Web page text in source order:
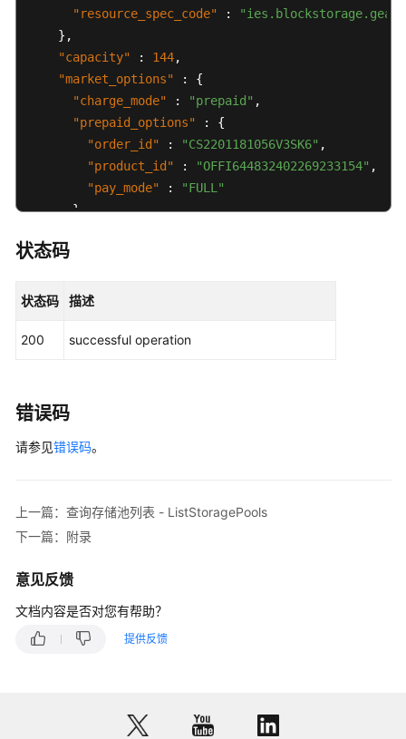
"resource_spec_code"
:
} ,
"capacity"
: 144,
"market_options"
:
{
"charge_mode"
: "prepaid" ,
"prepaid_options"
:
{
"order_id"
: "CS2201181056V3SK6" ,
"product_id"
: "OFFI644832402269233154" ,
"pay_mode"
:
"FULL"
}
"created_at"
"effected_at"
}
状态码
状态码 描述
200 successful operation
错误码
请参见错误码。
上一篇：查询存储池列表 - ListStoragePools
下一篇：附录
意见反馈
文档内容是否对您有帮助？
提供反馈